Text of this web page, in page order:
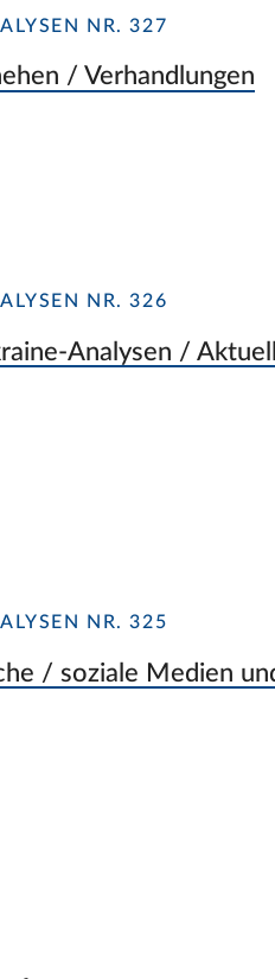
NR. 327
/ Verhandlungen
NR. 326
Analysen /
NR. 325
/ soziale Medien